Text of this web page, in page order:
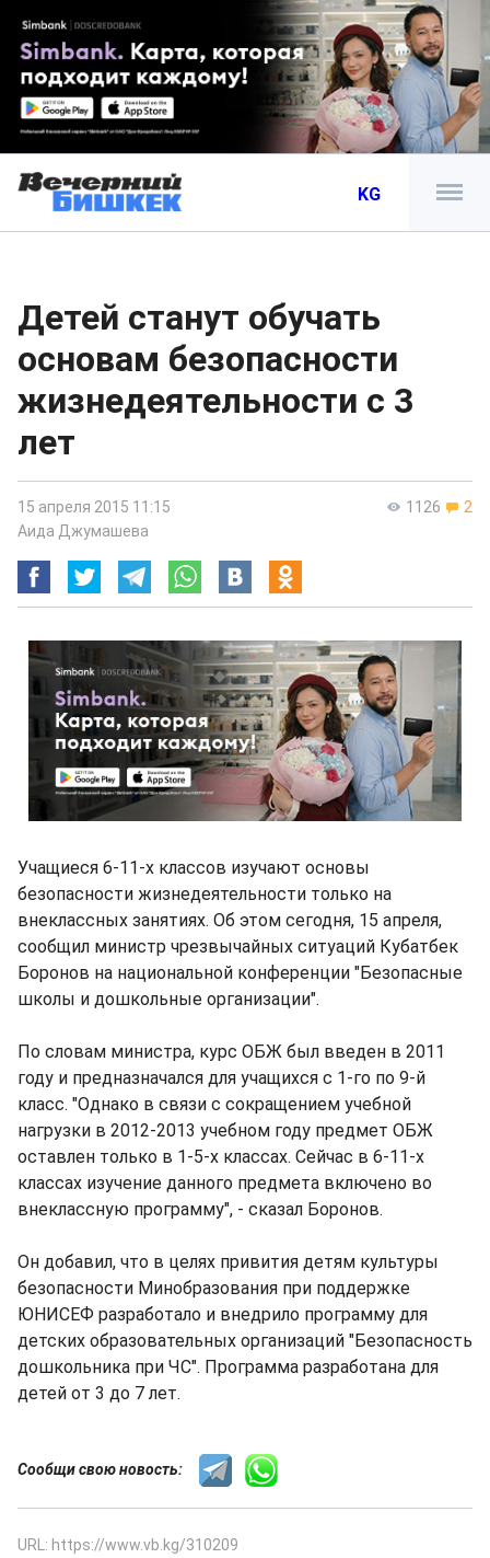
KG
Детей станут обучать
основам безопасности
жизнедеятельности с 3
лет
1126 2
15 апреля 2015 11:15
Аида Джумашева
Учащиеся 6-11-х классов изучают основы
безопасности жизнедеятельности только на
внеклассных занятиях. Об этом сегодня, 15 апреля,
сообщил министр чрезвычайных ситуаций Кубатбек
Боронов на национальной конференции "Безопасные
школы и дошкольные организации".
По словам министра, курс ОБЖ был введен в 2011
году и предназначался для учащихся с 1-го по 9-й
класс. "Однако в связи с сокращением учебной
нагрузки в 2012-2013 учебном году предмет ОБЖ
оставлен только в 1-5-х классах. Сейчас в 6-11-х
классах изучение данного предмета включено во
внеклассную программу", - сказал Боронов.
Он добавил, что в целях привития детям культуры
безопасности Минобразования при поддержке
ЮНИСЕФ разработало и внедрило программу для
детских образовательных организаций "Безопасность
дошкольника при ЧС". Программа разработана для
детей от 3 до 7 лет.
Сообщи свою новость:
URL: https://www.vb.kg/310209